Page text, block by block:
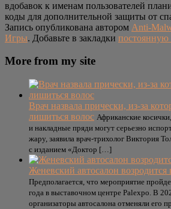
вдобавок к именам пользователей
коды для дополнительной защиты от
Запись опубликована автором Anti-
Игры. Добавьте в закладки постоянную
More from my site
Врач назвала прически, из-за
лишиться волос Африканские
и накладные пряди могут серьезно
жару, заявила врач-трихолог Виктория
с изданием «Доктор […]
Женевский автосалон возродится
Предполагается, что мероприятие
года в выставочном центре Palexpo. В
организаторы автосалона отменяли его